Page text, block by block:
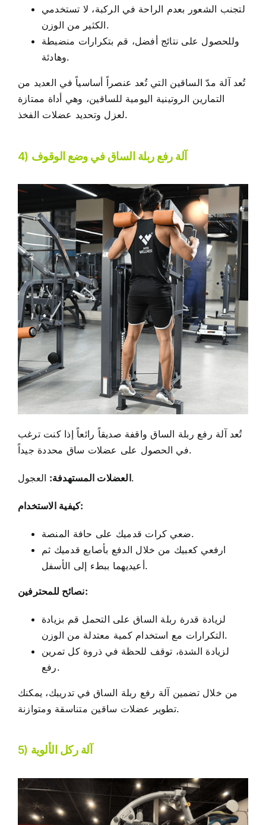
لتجنب الشعور بعدم الراحة في الركبة، لا تستخدمي
الكثير من الوزن.
وللحصول على نتائج أفضل، قم بتكرارات منضبطة
وهادئة.
تُعد آلة مدّ الساقين التي تُعد عنصراً أساسياً في العديد من
التمارين الروتينية اليومية للساقين، وهي أداة ممتازة
لعزل وتحديد عضلات الفخذ.
4) آلة رفع ربلة الساق في وضع الوقوف
تُعد آلة رفع ربلة الساق واقفة صديقاً رائعاً إذا كنت ترغب
في الحصول على عضلات ساق محددة جيداً.
العضلات المستهدفة:العجول.
كيفية الاستخدام:
ضعي كرات قدميك على حافة المنصة.
ارفعي كعبيك من خلال الدفع بأصابع قدميك ثم
أعيديهما ببطء إلى الأسفل.
نصائح للمحترفين:
لزيادة قدرة ربلة الساق على التحمل قم بزيادة
التكرارات مع استخدام كمية معتدلة من الوزن.
لزيادة الشدة، توقف للحظة في ذروة كل تمرين
رفع.
من خلال تضمين آلة رفع ربلة الساق في تدريبك، يمكنك
تطوير عضلات ساقين متناسقة ومتوازنة.
5) آلة ركل الألوية